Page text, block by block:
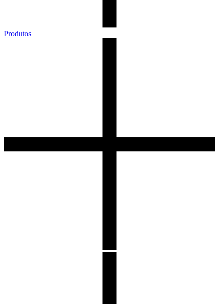
Produtos